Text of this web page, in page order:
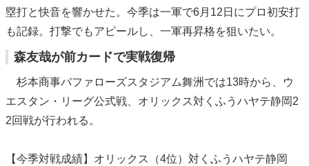
塁打と快音を響かせた。今季は一軍で6月12日にプロ初安打
も記録。打撃でもアピールし、一軍再昇格を狙いたい。
森友哉が前カードで実戦復帰
杉本商事バファローズスタジアム舞洲では13時から、ウ
エスタン・リーグ公式戦、オリックス対くふうハヤテ静岡2
2回戦が行われる。
【今季対戦成績】オリックス（4位）対くふうハヤテ静岡